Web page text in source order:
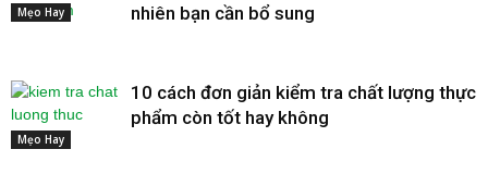
Mẹo Hay
nhiên bạn cần bổ sung
Mẹo Hay
10 cách đơn giản kiểm tra chất lượng thực
phẩm còn tốt hay không